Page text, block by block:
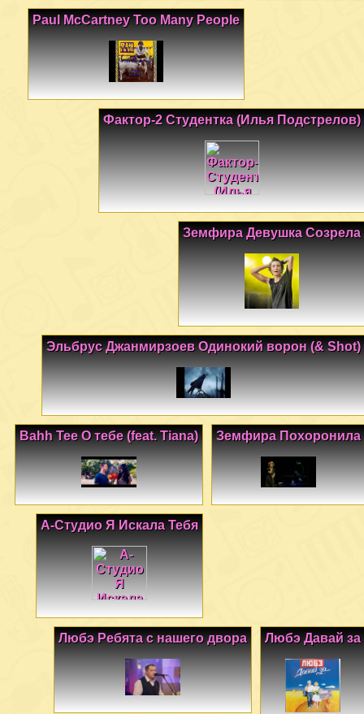
Paul McCartney Too Many People
Фактор-2 Студентка (Илья Подстрелов)
Земфира Девушка Созрела
Эльбрус Джанмирзоев Одинокий ворон (& Shot)
Земфира Похоронила
Bahh Tee О тебе (feat. Tiana)
А-Студио Я Искала Тебя
Любэ Давай за
Любэ Ребята с нашего двора